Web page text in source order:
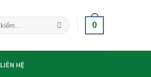
0
LIÊN HỆ